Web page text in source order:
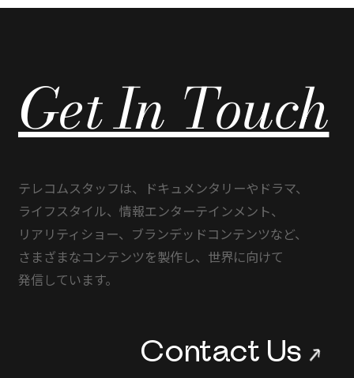
Get In Touch
テレコムスタッフは、 ドキュメンタリーや ドラマ、
ライフスタイル、 情報エンターテインメント、
リアリティショー、 ブランデッドコンテンツなど、
さまざまなコンテンツを製作し、 世界に向けて
発信しています。
Contact Us→